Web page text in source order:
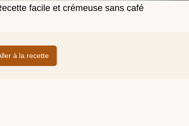
facile et crémeuse sans café
à la recette